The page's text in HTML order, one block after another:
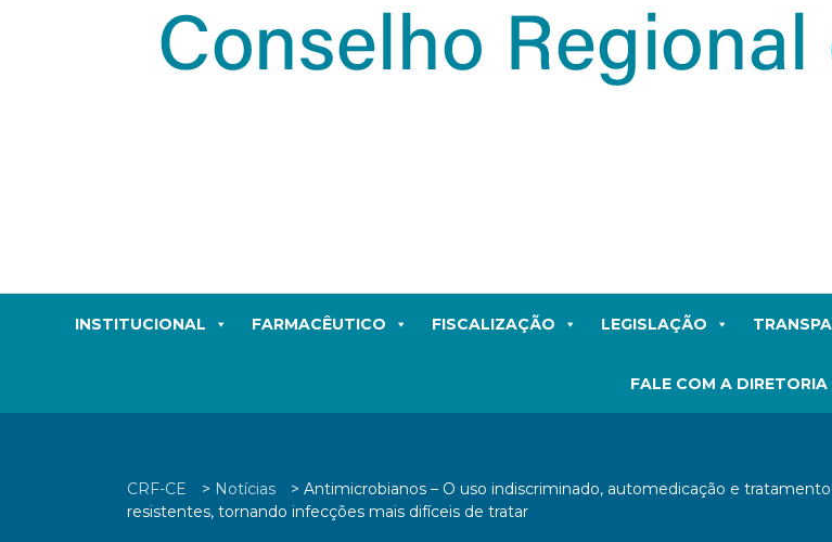
INSTITUCIONAL FARMACÊUTICO FISCALIZAÇÃO LEGISLAÇÃO
FALE COM A DIRETORIA
CRF-CE > Notícias > Antimicrobianos – O uso indiscriminado, automedicação e
resistentes, tornando infecções mais difíceis de tratar